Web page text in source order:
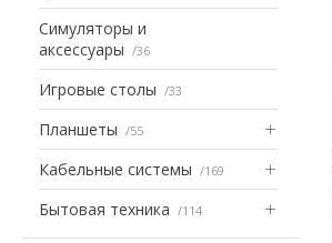
Симуляторы и
аксессуары
36
Игровые столы 33
Планшеты 55
Кабельные системы 169
Бытовая техника 114